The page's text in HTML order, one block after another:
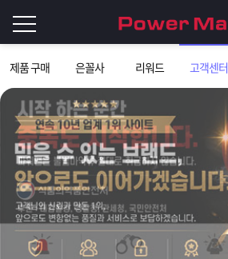
제품 구매 은꼴사 리워드 고객센터
그
인
이
필
요
로
Q&A
파